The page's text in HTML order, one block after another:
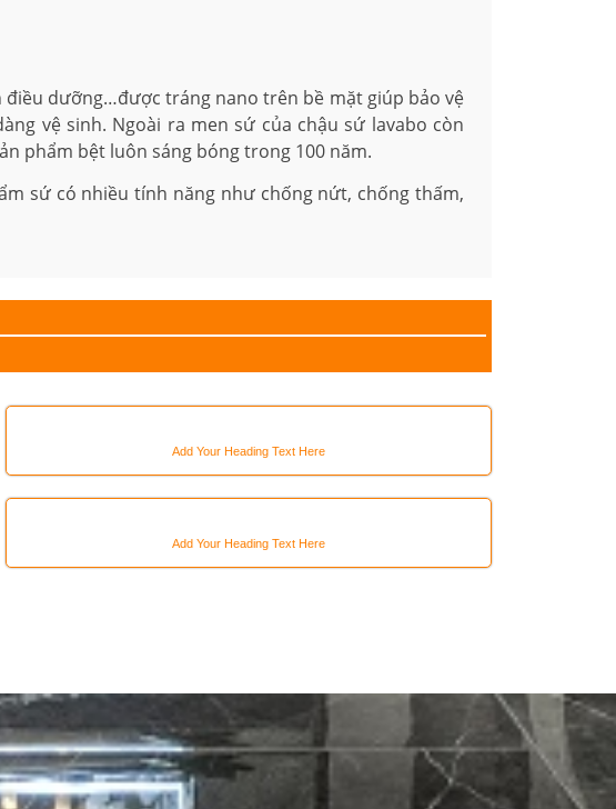
điều dưỡng…được tráng nano trên bề mặt giúp bảo vệ
vệ sinh. Ngoài ra men sứ của chậu sứ lavabo còn
phẩm bệt luôn sáng bóng trong 100 năm.
sứ có nhiều tính năng như chống nứt, chống thấm,
Add Your Heading Text Here
Add Your Heading Text Here